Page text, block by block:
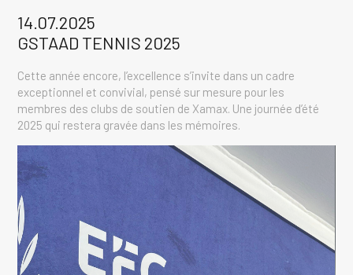
14.07.2025
GSTAAD TENNIS 2025
Cette année encore, l’excellence s’invite dans un cadre
exceptionnel et convivial, pensé sur mesure pour les
membres des clubs de soutien de Xamax. Une journée d’été
2025 qui restera gravée dans les mémoires.